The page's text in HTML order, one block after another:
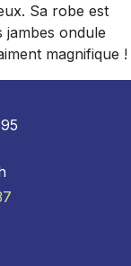
Sa robe est
jambes ondule
magnifique !